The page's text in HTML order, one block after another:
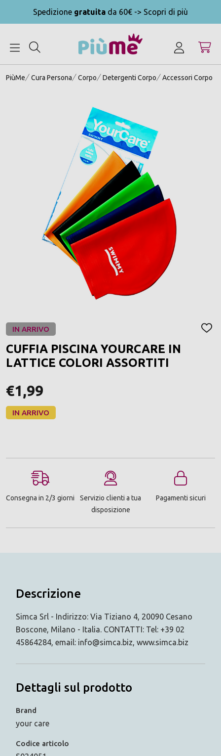
Spedizione gratuita da 60€ -> Scopri di più
PiùMe Cura Persona Corpo Detergenti Corpo Accessori Corpo
IN ARRIVO
CUFFIA PISCINA YOURCARE IN
LATTICE COLORI ASSORTITI
€1,99
IN ARRIVO
Consegna in 2/3 giorni
Servizio clienti a tua
disposizione
Pagamenti sicuri
Descrizione
Simca Srl - Indirizzo: Via Tiziano 4, 20090 Cesano
Boscone, Milano - Italia. CONTATTI: Tel: +39 02
45864284, email: info@simca.biz, www.simca.biz
Dettagli sul prodotto
Brand
your care
Codice articolo